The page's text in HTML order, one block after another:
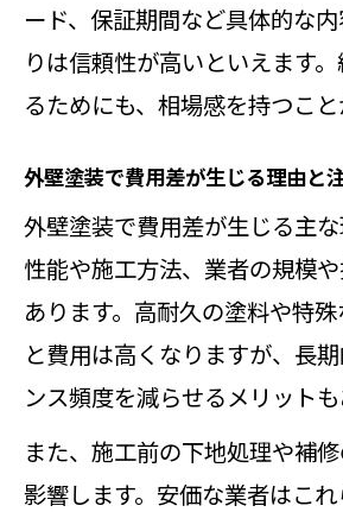
ード、保証期間など具体的な
りは信頼性が高いといえます
るためにも、相場感を持つこと
外壁塗装で費用差が生じる理由と
外壁塗装で費用差が生じる主
性能や施工方法、業者の規模
あります。高耐久の塗料や特
と費用は高くなりますが、長
ンス頻度を減らせるメリットも
また、施工前の下地処理や補
影響します。安価な業者はこ